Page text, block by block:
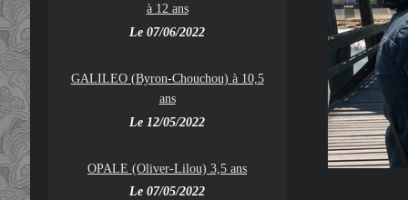
à 12 ans
Le 07/06/2022
GALILEO (Byron-Chouchou) à 10,5
ans
Le 12/05/2022
OPALE (Oliver-Lilou) 3,5 ans
Le 07/05/2022